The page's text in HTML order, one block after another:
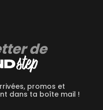
de
promos et
dans ta boîte mail !